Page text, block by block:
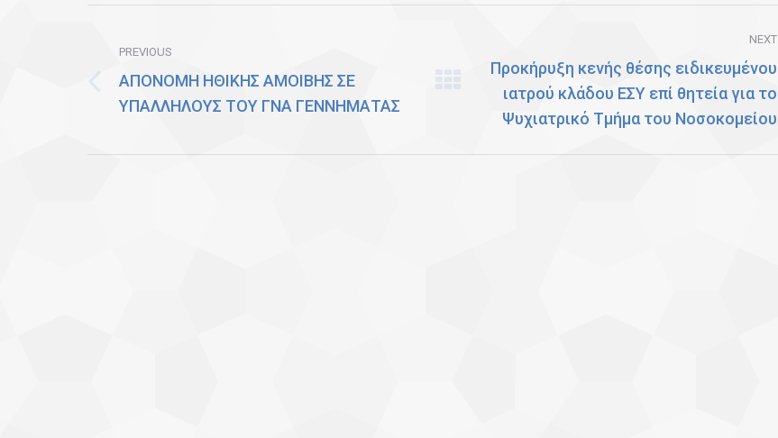
navigation
PREVIOUS
ΑΠΟΝΟΜΗ ΗΘΙΚΗΣ ΑΜΟΙΒΗΣ ΣΕ
ΥΠΑΛΛΗΛΟΥΣ ΤΟΥ ΓΝΑ ΓΕΝΝΗΜΑΤΑΣ
NEXT
Next
post:
Προκήρυξη κενής θέσης ειδικευμένου
ιατρού κλάδου ΕΣΥ επί θητεία για το
Ψυχιατρικό Τμήμα του Νοσοκομείου